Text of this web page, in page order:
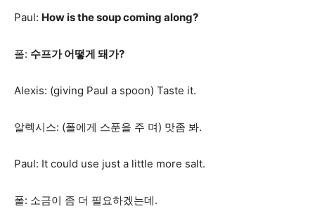
Paul: How is the soup coming along?
폴: 수프가 어떻게 돼가?
Alexis: (giving Paul a spoon) Taste it.
알렉시스: (폴에게 스푼을 주 며) 맛좀 봐.
Paul: It could use just a little more salt.
폴: 소금이 좀 더 필요하겠는데.